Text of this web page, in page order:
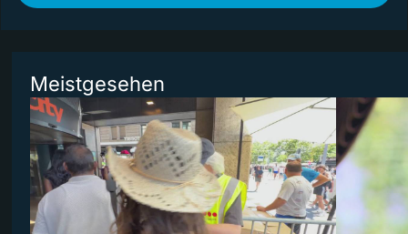
Meistgesehen